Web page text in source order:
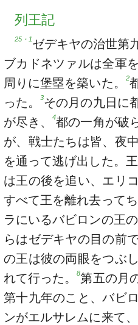
列王記
25・1ゼデキヤの治世第
ブカドネツァルは全軍
周りに堡塁を築いた。
2
った。3その月の九日に
が尽き、4都の一角が破
が、戦士たちは皆、夜
を通って逃げ出した。
は王の後を追い、エリ
すべて王を離れ去って
ラにいるバビロンの王
らはゼデキヤの目の前
の王は彼の両眼をつぶ
れて行った。8第五の月
第十九年のこと、バビ
ンがエルサレムに来て、